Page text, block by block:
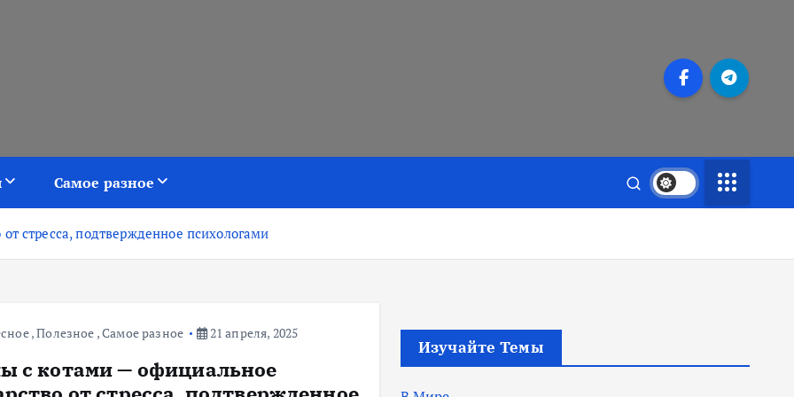
Самое разное
стресса, подтвержденное психологами
,Полезное ,Самое разное 21 апреля, 2025
с котами — официальное
Изучайте Темы